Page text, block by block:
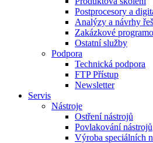
Postprocesory a
Analýzy a návrhy
Zakázkové
Ostatní služby
Podpora
Technická podpora
FTP Přístup
Newsletter
Servis
Nástroje
Ostření nástrojů
Povlakování nástrojů
Výroba speciálních